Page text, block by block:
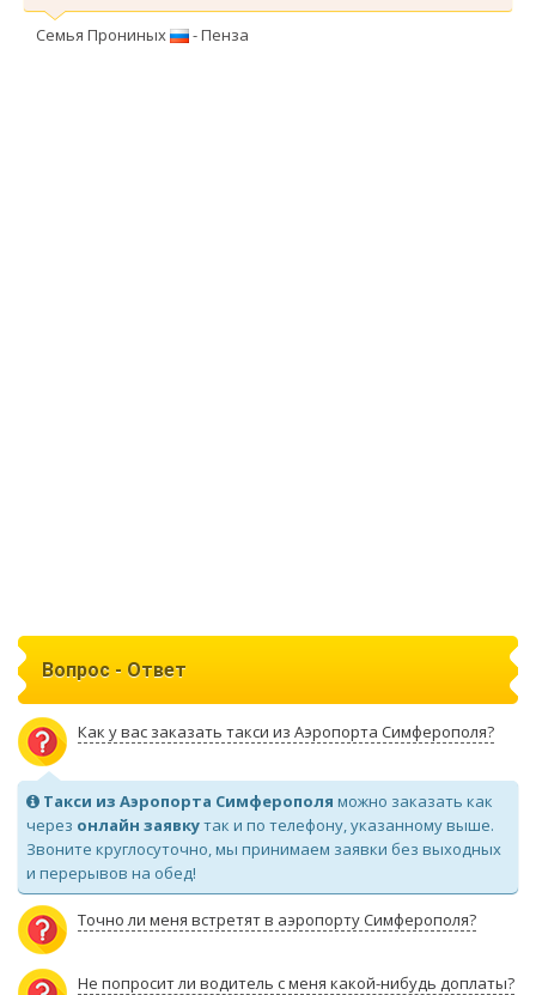
Семья Прониных - Пенза
Вопрос - Ответ
Как у вас заказать такси из Аэропорта Симферополя?
Такси из Аэропорта Симферополя можно заказать как
через онлайн заявкутак и по телефону, указанному выше.
Звоните круглосуточно, мы принимаем заявки без выходных
и перерывов на обед!
Точно ли меня встретят в аэропорту Симферополя?
Не попросит ли водитель с меня какой-нибудь доплаты?